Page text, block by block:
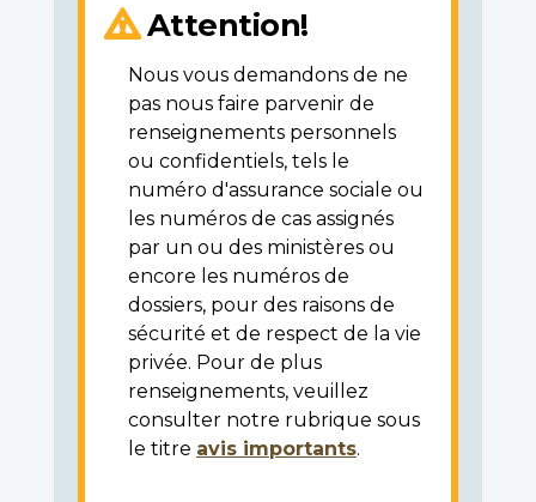
Attention!
Nous vous demandons de ne
pas nous faire parvenir de
renseignements personnels
ou confidentiels, tels le
numéro d'assurance sociale ou
les numéros de cas assignés
par un ou des ministères ou
encore les numéros de
dossiers, pour des raisons de
sécurité et de respect de la vie
privée. Pour de plus
renseignements, veuillez
consulter notre rubrique sous
le titre avis importants.